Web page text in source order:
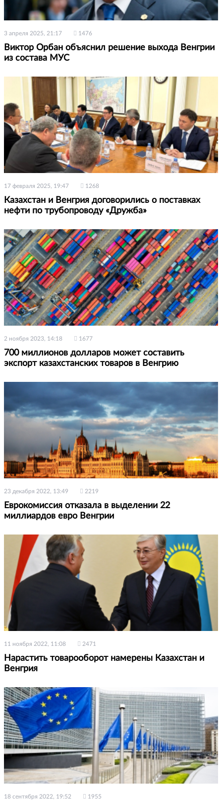
3 апреля 2025, 21:17 1476
Виктор Орбан объяснил решение выхода Венгрии
из состава МУС
17 февраля 2025, 19:47 1268
Казахстан и Венгрия договорились о поставках
нефти по трубопроводу «Дружба»
2 ноября 2023, 14:18 1677
700 миллионов долларов может составить
экспорт казахстанских товаров в Венгрию
23 декабря 2022, 13:49 2219
Еврокомиссия отказала в выделении 22
миллиардов евро Венгрии
11 ноября 2022, 11:08 2471
Нарастить товарооборот намерены Казахстан и
Венгрия
18 сентября 2022, 19:52 1955